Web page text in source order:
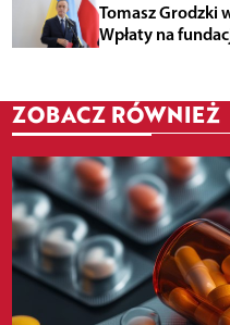
Tomasz Grodzki
Wpłaty na
ZOBACZ RÓWNIEŻ